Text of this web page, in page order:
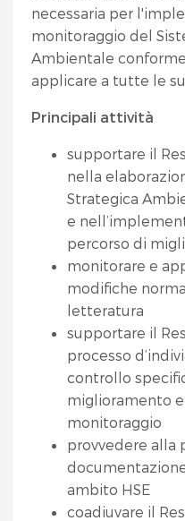
necessaria per
monitoraggio del
Ambientale conforme
applicare a tutte le
Principali attività
supportare il
nella
Strategica
e
percorso di
monitorare e
modifiche
letteratura
supportare il
processo
controllo
miglioramento
monitoraggio
provvedere alla
ambito HSE
coadiuvare il